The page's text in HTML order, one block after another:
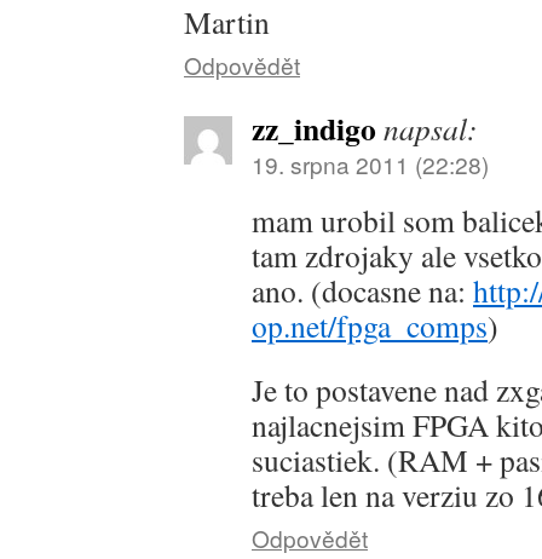
Martin
Odpovědět
zz_indigo napsal:
19. srpna 2011 (22:28)
mam urobil som
tam zdrojaky ale
ano. (docasne na:
op.net/fpga_comps)
Je to postavene nad
najlacnejsim FPGA
suciastiek. (RAM +
treba len na verziu zo
Odpovědět